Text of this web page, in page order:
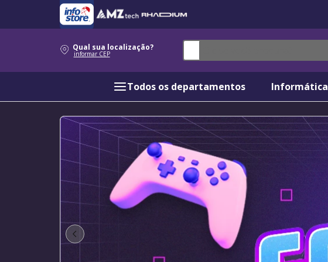
Qual sua localização?
informar CEP
O que você procura?
Todos os departamentos Informática